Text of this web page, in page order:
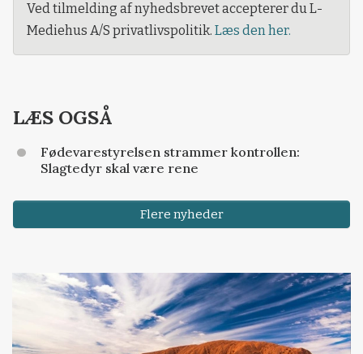
Ved tilmelding af nyhedsbrevet accepterer du L-
Mediehus A/S privatlivspolitik. Læs den her.
LÆS OGSÅ
Fødevarestyrelsen strammer kontrollen:
Slagtedyr skal være rene
Flere nyheder